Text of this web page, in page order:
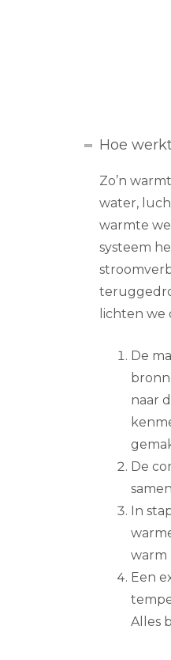
Hoe
Zo’n
water,
warmte
systeem
lichten we
De
naar
De
In
warm
Een
Alles